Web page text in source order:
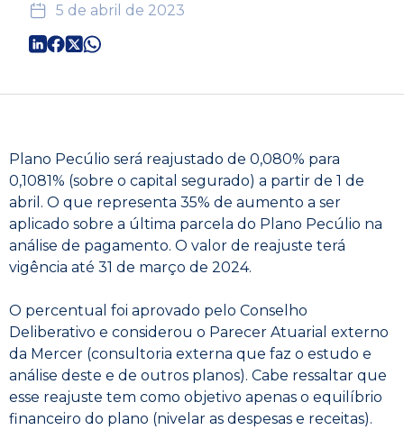
5 de abril de 2023
Plano Pecúlio será reajustado de 0,080% para
0,1081% (sobre o capital segurado) a partir de 1 de
abril. O que representa 35% de aumento a ser
aplicado sobre a última parcela do Plano Pecúlio na
análise de pagamento. O valor de reajuste terá
vigência até 31 de março de 2024.
O percentual foi aprovado pelo Conselho
Deliberativo e considerou o Parecer Atuarial externo
da Mercer (consultoria externa que faz o estudo e
análise deste e de outros planos). Cabe ressaltar que
esse reajuste tem como objetivo apenas o equilíbrio
financeiro do plano (nivelar as despesas e receitas).